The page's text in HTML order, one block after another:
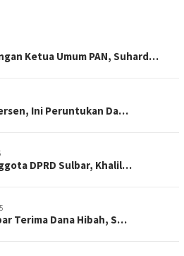
Ketua Umum PAN, Suhard…
Ini Peruntukan Da…
DPRD Sulbar, Khalil…
Terima Dana Hibah, S…